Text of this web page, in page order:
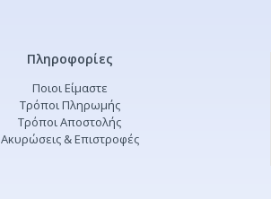
Πληροφορίες
Ποιοι Είμαστε
Τρόποι Πληρωμής
Τρόποι Αποστολής
Ακυρώσεις & Επιστροφές